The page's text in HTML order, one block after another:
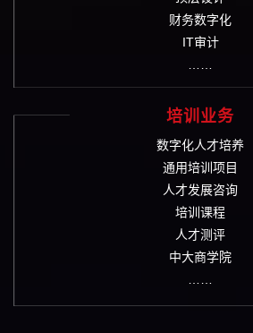
财务数字化
IT审计
培训业务
数字化人才培养
通用培训项目
人才发展咨询
培训课程
人才测评
中大商学院